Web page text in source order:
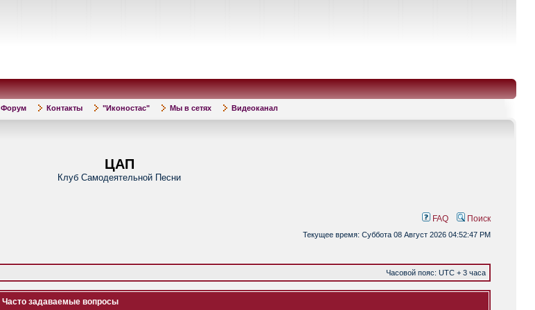
Форум Контакты "Иконостас" Мы в сетях Видеоканал
ЦАП
Клуб Самодеятельной Песни
FAQ Поиск
Текущее время: Суббота 08 Август 2026 04:52:47 PM
Часовой пояс: UTC + 3 часа
Часто задаваемые вопросы